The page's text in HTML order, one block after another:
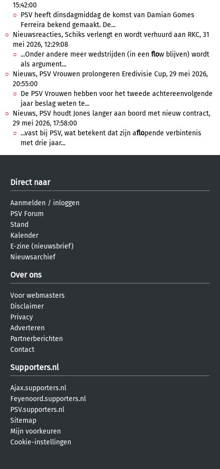
15:42:00
PSV heeft dinsdagmiddag de komst van Damian Gomes
Ferreira bekend gemaakt. De...
Nieuwsreacties, Schiks verlengt en wordt verhuurd aan RKC, 31
mei 2026, 12:29:08
...Onder andere meer wedstrijden (in een flow blijven) wordt
als argument...
Nieuws, PSV Vrouwen prolongeren Eredivisie Cup, 29 mei 2026,
20:55:00
De PSV Vrouwen hebben voor het tweede achtereenvolgende
jaar beslag weten te...
Nieuws, PSV houdt Jones langer aan boord met nieuw contract,
29 mei 2026, 17:58:00
...vast bij PSV, wat betekent dat zijn aflopende verbintenis
met drie jaar...
Direct naar
Aanmelden / inloggen
PSV Forum
Stand
Kalender
E-zine (nieuwsbrief)
Nieuwsarchief
Over ons
Voor webmasters
Disclaimer
Privacy
Adverteren
Partnerberichten
Contact
Supporters.nl
Ajax.supporters.nl
Feyenoord.supporters.nl
PSV.supporters.nl
Sitemap
Mijn voorkeuren
Cookie-instellingen